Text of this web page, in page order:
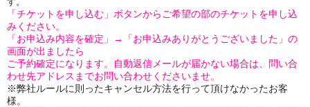
「チケットを申し込む」ボタンからご希望の部のチケットを申し込
みください。
「お申込み内容を確定」→「お申込みありがとうございました」の
画面が出ましたら
ご予約確定になります。自動返信メールが届かない場合は、問い合
わせ先アドレスまでお問い合わせくださいませ。
※弊社ルールに則ったキャンセル方法を行って頂けなかったお客
様。